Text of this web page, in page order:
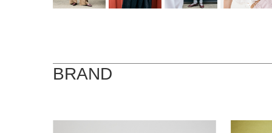
BRAND